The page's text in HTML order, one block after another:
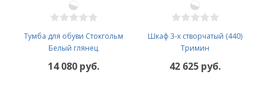
Тумба для обуви Стокгольм
Белый глянец
14 080 руб.
Шкаф 3-х створчатый (440)
Тримин
42 625 руб.